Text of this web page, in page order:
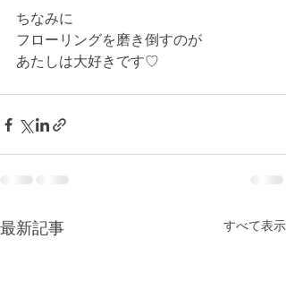
ちなみに
フローリングを磨き倒すのが
あたしは大好きです♡
最新記事 すべて表示